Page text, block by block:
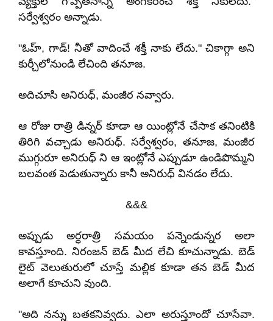
సర్వేశ్వరం అన్నాడు.
"ఓహ్, గాడ్! నీతో వాదించే శక్తీ నాకు లేదు." చికాగ్గా అని
కుర్చీలోనుండి లేచింది తనూజ.
అదిచూసి అనిరుధ్, మంజీర నవ్వారు.
ఆ రోజు రాత్రి డిన్నర్ కూడా ఆ యింట్లోనే చేసాక తనింటికి
తిరిగి వచ్చాడు అనిరుధ్. సర్వేశ్వరం, తనూజ, మంజీర
ముగ్గురూ అనిరుధ్ ని ఆ ఇంట్లోనే ఎప్పుడూ ఉండిపొమ్మని
బలవంత పెడుతున్నారు కానీ అనిరుధ్ వినడం లేదు.
&&&
అప్పుడు అర్ధరాత్రి సమయం పన్నెండున్నర అలా
కావస్తూంది. నిరంజన్ బెడ్ మీద లేచి కూచున్నాడు. బెడ్
లైట్ వెలుతురులో చూస్తే మల్లిక కూడా తన బెడ్ మీద
అలాగే కూచుని వుంది.
"అది నన్ను బతకనివ్వదు. ఎలా అరుస్తూందో చూసేవా.